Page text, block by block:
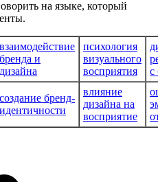
на языке, который
взаимодействие
бренда и
дизайна
психология
визуального
восприятия
с
создание бренд-
идентичности
влияние
дизайна на
восприятие